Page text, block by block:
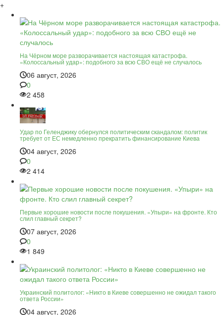
+
На Чёрном море разворачивается настоящая катастрофа.
«Колоссальный удар»: подобного за всю СВО ещё не случалось
06 август, 2026
0
2 458
Удар по Геленджику обернулся политическим скандалом: политик
требует от ЕС немедленно прекратить финансирование Киева
04 август, 2026
0
2 414
Первые хорошие новости после покушения. «Упыри» на фронте. Кто
слил главный секрет?
07 август, 2026
0
1 849
Украинский политолог: «Никто в Киеве совершенно не ожидал такого
ответа России»
04 август, 2026